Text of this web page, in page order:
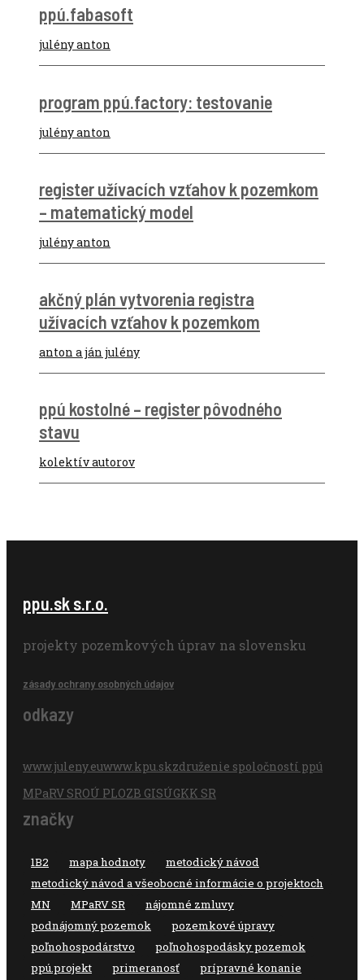
ppú.fabasoft
julény anton
program ppú.factory: testovanie
julény anton
register užívacích vzťahov k pozemkom
– matematický model
julény anton
akčný plán vytvorenia registra
užívacích vzťahov k pozemkom
anton a ján julény
ppú kostolné – register pôvodného
stavu
kolektív autorov
ppu.sk s.r.o.
projekty pozemkových úprav na slovensku
zásady ochrany osobných údajov
odkazy
www.juleny.euwww.kpu.skzdruženie spoločností ppú
MPaRV SROÚ PLOZB GISÚGKK SR
značky
1B2 mapa hodnoty
metodický návod
metodický návod a všeobocné informácie o projektoch
MN
MPaRV SR
nájomné zmluvy
podnájomný pozemok
pozemkové úpravy
poľnohospodárstvo
poľnohospodásky pozemok
ppú.projekt
primeranosť prípravné konanie